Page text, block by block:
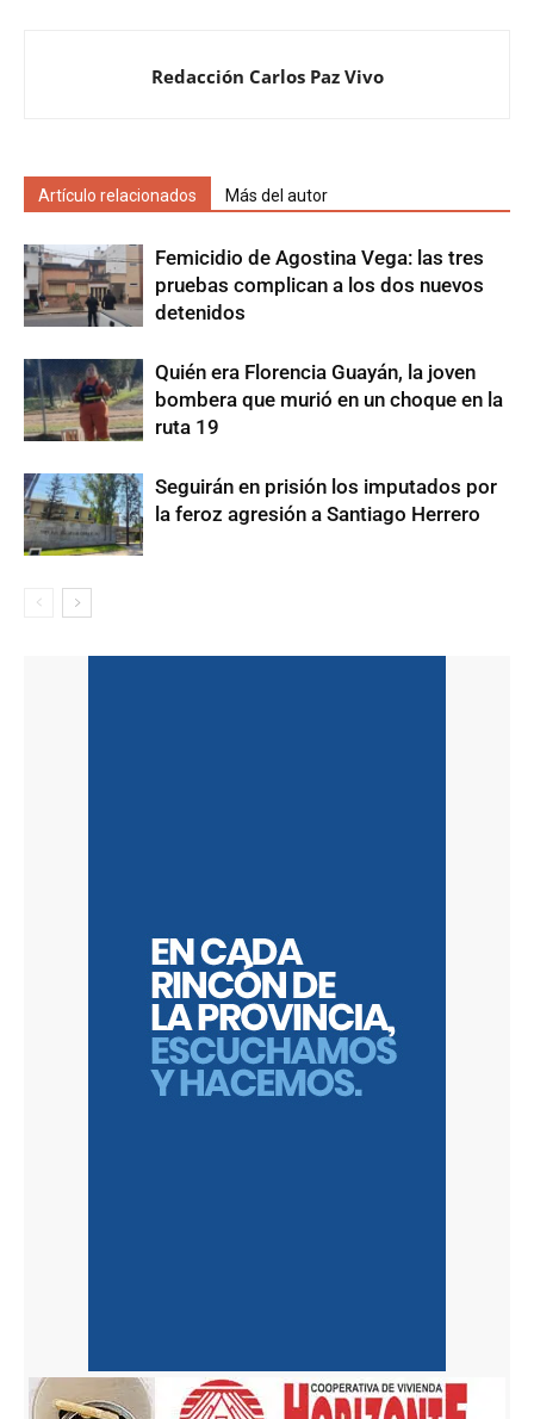
Redacción Carlos Paz Vivo
Artículo relacionados Más del autor
Femicidio de Agostina Vega: las tres
pruebas complican a los dos nuevos
detenidos
Quién era Florencia Guayán, la joven
bombera que murió en un choque en la
ruta 19
Seguirán en prisión los imputados por
la feroz agresión a Santiago Herrero